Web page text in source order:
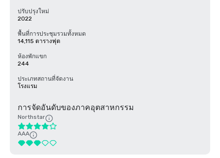
ปรับปรุงใหม่
2022
พื้นที่การประชุมรวมทั้งหมด
14,115 ตารางฟุต
ห้องพักแขก
244
ประเภทสถานที่จัดงาน
โรงแรม
การจัดอันดับของภาคอุตสาหกรรม
Northstar
AAA